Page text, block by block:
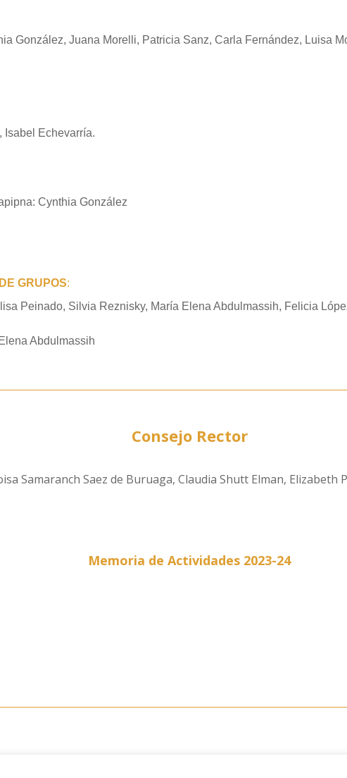
Juana Morelli, Patricia Sanz, Carla Fernández, Luisa
Isabel Echevarría.
Cynthia González
GRUPOS:
Peinado, Silvia Reznisky, María Elena Abdulmassih, Felicia
Abdulmassih
Consejo Rector
Samaranch Saez de Buruaga, Claudia Shutt Elman, Elizabeth
Memoria de Actividades 2023-24